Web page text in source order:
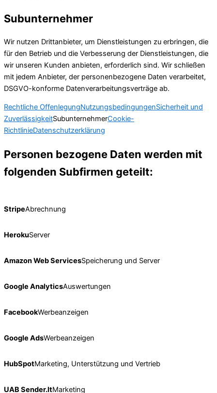
Subunternehmer
Wir nutzen Drittanbieter, um Dienstleistungen zu erbringen, die
für den Betrieb und die Verbesserung der Dienstleistungen, die
wir unseren Kunden anbieten, erforderlich sind. Wir schließen
mit jedem Anbieter, der personenbezogene Daten verarbeitet,
DSGVO-konforme Datenverarbeitungsverträge ab.
Rechtliche OffenlegungNutzungsbedingungenSicherheit und
ZuverlässigkeitSubunternehmerCookie-
RichtlinieDatenschutzerklärung
Personen bezogene Daten werden mit
folgenden Subfirmen geteilt:
StripeAbrechnung
HerokuServer
Amazon Web ServicesSpeicherung und Server
Google AnalyticsAuswertungen
FacebookWerbeanzeigen
Google AdsWerbeanzeigen
HubSpotMarketing, Unterstützung und Vertrieb
UAB Sender.ltMarketing